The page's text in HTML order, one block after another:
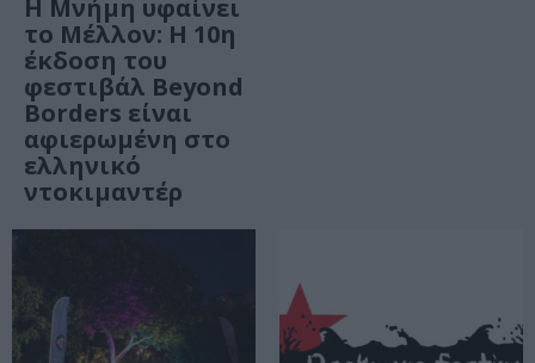
Η Μνήμη υφαίνει
το Μέλλον: Η 10η
έκδοση του
φεστιβάλ Beyond
Borders είναι
αφιερωμένη στο
ελληνικό
ντοκιμαντέρ